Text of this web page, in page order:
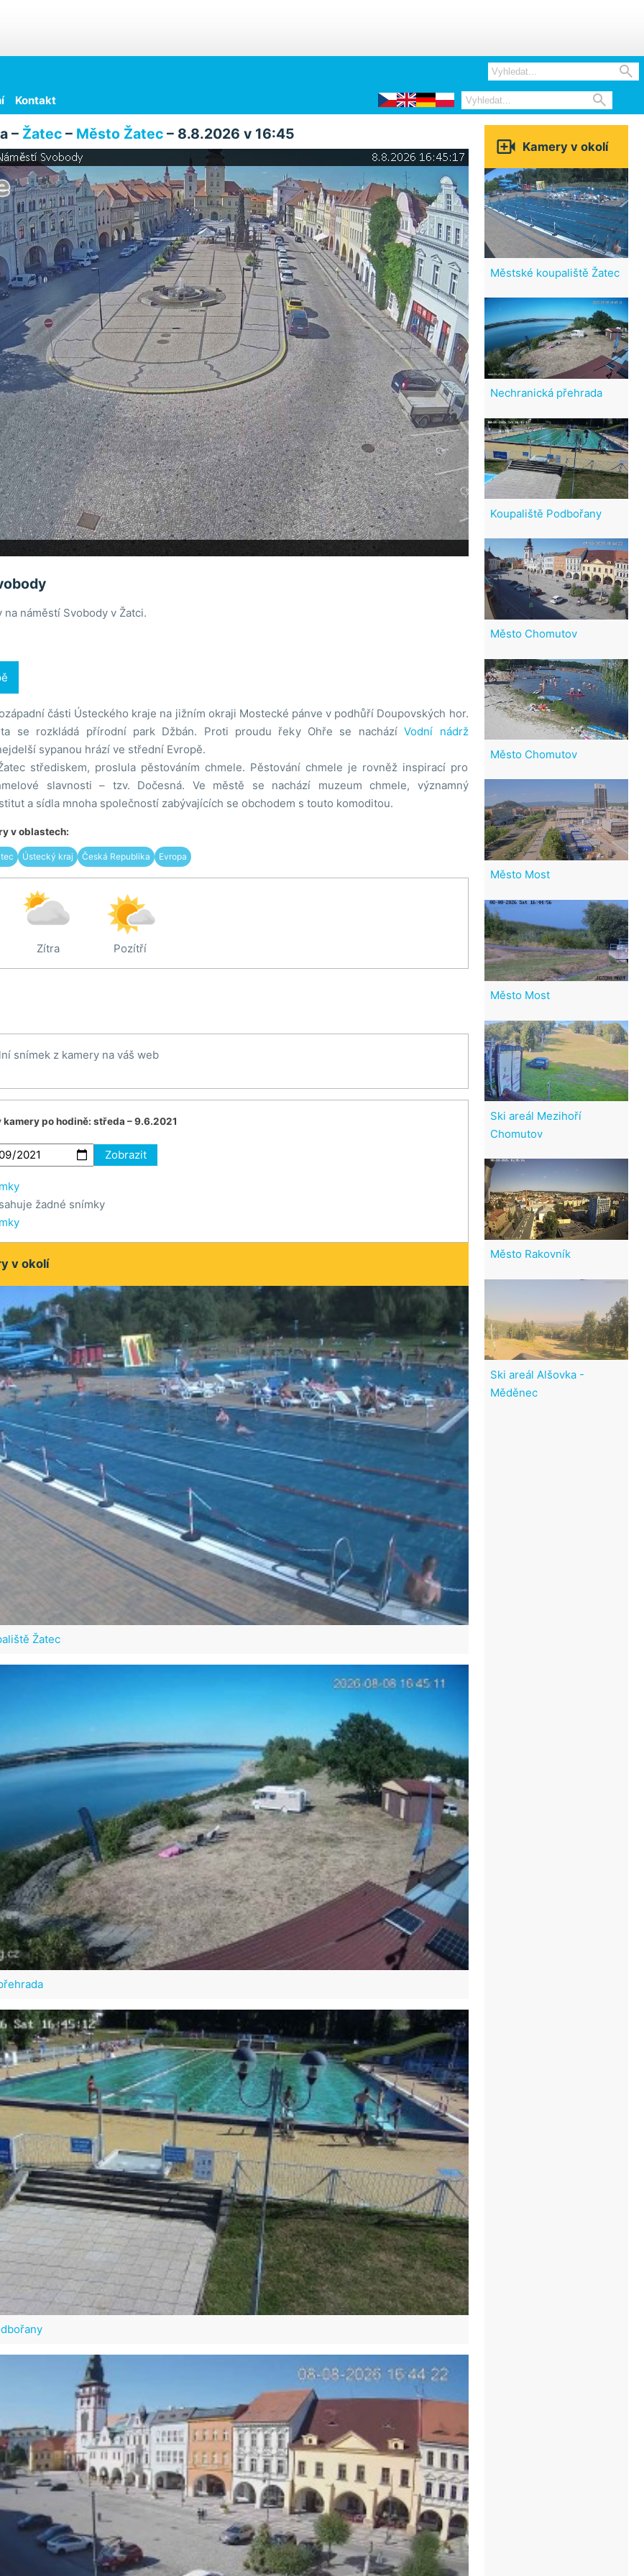

Kontakt 
– Žatec– Město Žatec– 8.8.2026 v 16:45
na náměstí Svobody v Žatci.
části Ústeckého kraje na jižním okraji Mostecké pánve v podhůří Doupovských hor.
se rozkládá přírodní park Džbán. Proti proudu řeky Ohře se nacházíVodní nádrž
sypanou hrází ve střední Evropě.
střediskem, proslula pěstováním chmele. Pěstování chmele je rovněž inspirací pro
slavnosti – tzv. Dočesná. Ve městě se nachází muzeum chmele, významný
a sídla mnoha společností zabývajících se obchodem s touto komoditou.
v oblastech:
Ústecký kraj Česká Republika Evropa
Zítra Pozítří
snímek z kamery na váš web
kamery po hodině: středa – 9.6.2021
Zobrazit
žadné snímky
v okolí
Žatec
 Kamery v okolí
Městské koupaliště Žatec
Nechranická přehrada
Koupaliště Podbořany
Město Chomutov
Město Chomutov
Město Most
Město Most
Ski areál Mezihoří
Chomutov
Město Rakovník
Ski areál Alšovka -
Měděnec